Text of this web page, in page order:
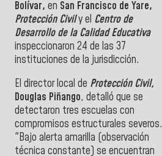
Bolívar, en San Francisco de Yare,
Protección Civily el Centro de
Desarrollo de la Calidad Educativa
inspeccionaron 24 de las 37
instituciones de la jurisdicción.
El director local de Protección Civil,
Douglas Piñango, detalló que se
detectaron tres escuelas con
compromisos estructurales severos.
"Bajo alerta amarilla (observación
técnica constante) se encuentran